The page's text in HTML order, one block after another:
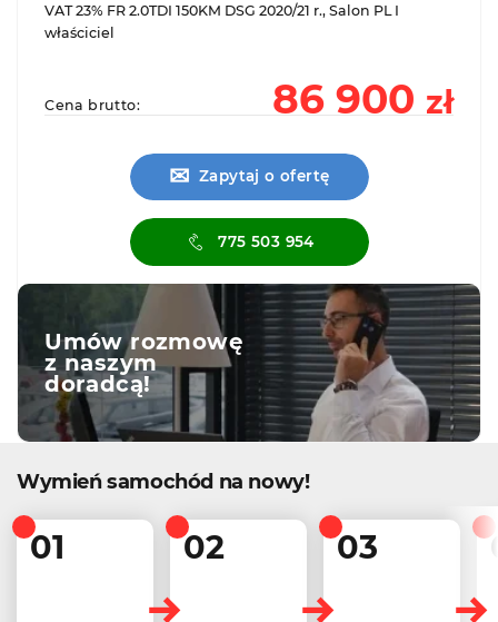
VAT 23% FR 2.0TDI 150KM DSG 2020/21 r., Salon PL I
właściciel
Cena brutto: 86 900 zł
✉ Zapytaj o ofertę
775 503 954
Umów rozmowę
z naszym
doradcą!
Wymień samochód na nowy!
01 02 03